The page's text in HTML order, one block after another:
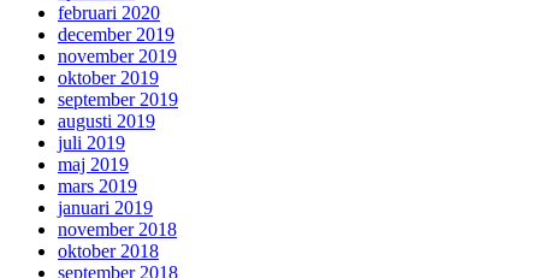
februari 2020
december 2019
november 2019
oktober 2019
september 2019
augusti 2019
juli 2019
maj 2019
mars 2019
januari 2019
november 2018
oktober 2018
september 2018